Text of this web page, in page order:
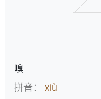
嗅
拼音： xiù